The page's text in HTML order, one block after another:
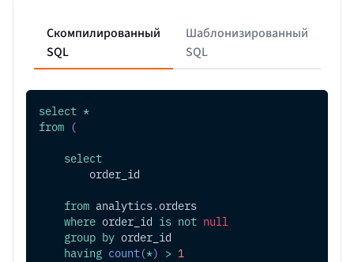
Скомпилированный
SQL
Шаблонизированный
SQL
select *
from (
select
        order_id
from analytics. orders
where order_id is not null
group by order_id
having count(*) > 1